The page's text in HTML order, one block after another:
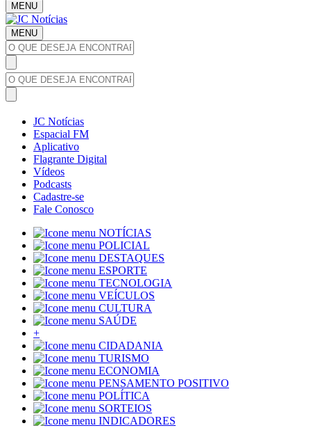
MENU
MENU
JC Notícias
Espacial FM
Aplicativo
Flagrante Digital
Vídeos
Podcasts
Cadastre-se
Fale Conosco
NOTÍCIAS
POLICIAL
DESTAQUES
ESPORTE
TECNOLOGIA
VEÍCULOS
CULTURA
SAÚDE
+
CIDADANIA
TURISMO
ECONOMIA
PENSAMENTO POSITIVO
POLÍTICA
SORTEIOS
INDICADORES